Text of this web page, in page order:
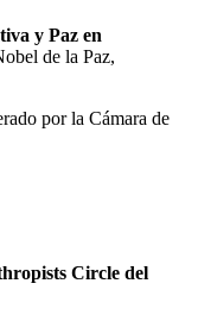
y Paz en
de la Paz,
por la Cámara de
Circle del